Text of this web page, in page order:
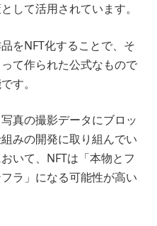
して活用されています。
をNFT化することで、そ
て作られた公式なもので
す。
真の撮影データにブロッ
みの開発に取り組んでい
いて、NFTは「本物とフ
ラ」になる可能性が高い